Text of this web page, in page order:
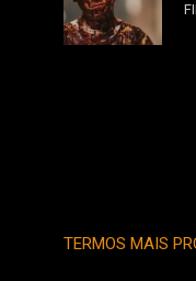
TERMOS MAIS